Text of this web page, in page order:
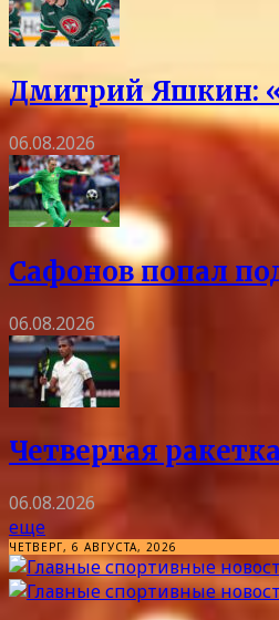
Дмитрий Яшкин:
06.08.2026
Сафонов попал
06.08.2026
Четвертая
06.08.2026
еще
ЧЕТВЕРГ, 6 АВГУСТА, 2026